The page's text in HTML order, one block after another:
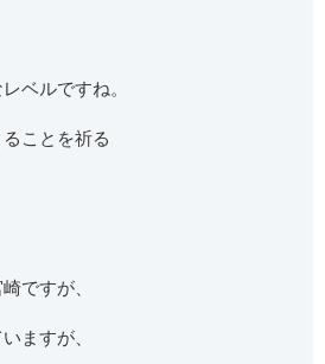
ベルですね。
ことを祈る
ですが、
ますが、